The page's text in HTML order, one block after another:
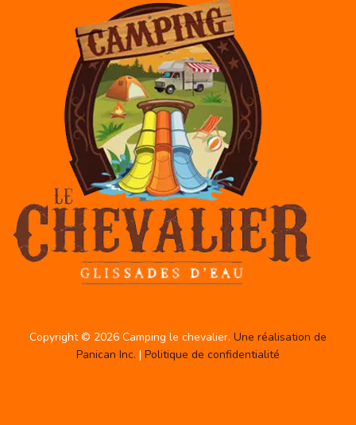
Copyright © 2026 Camping le chevalier. Une réalisation de
Panican Inc. | Politique de confidentialité